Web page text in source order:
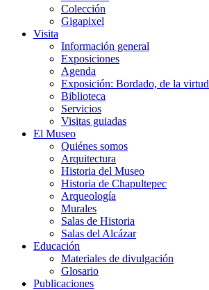
Colección
Gigapixel
Visita
Información general
Exposiciones
Agenda
Exposición: Bordado, de la virtud
Biblioteca
Servicios
Visitas guiadas
El Museo
Quiénes somos
Arquitectura
Historia del Museo
Historia de Chapultepec
Arqueología
Murales
Salas de Historia
Salas del Alcázar
Educación
Materiales de divulgación
Glosario
Publicaciones